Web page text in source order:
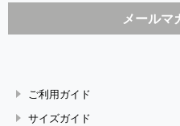
ご利用ガイド
サイズガイド